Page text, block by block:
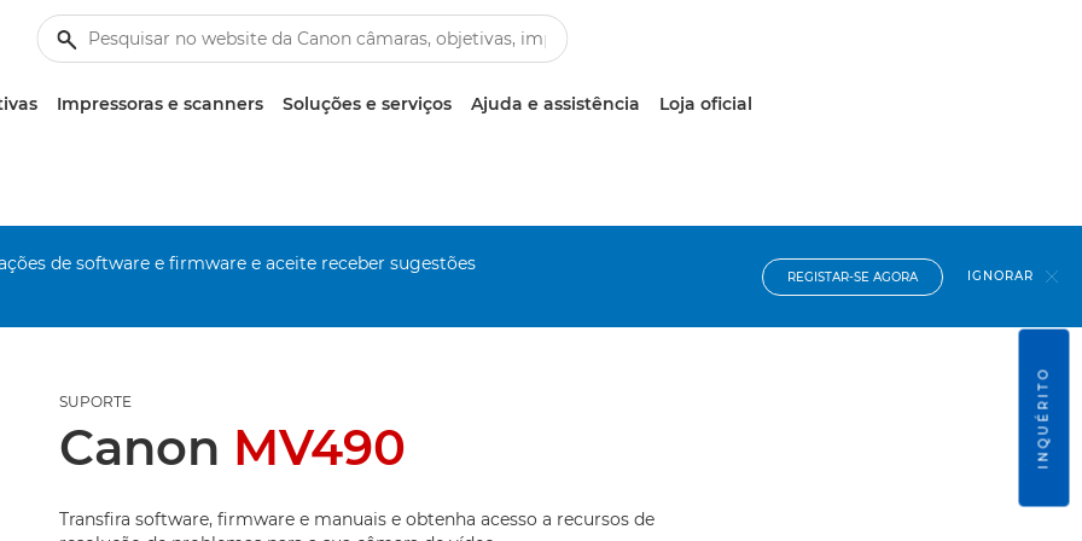
Impressoras e scanners Soluções e serviços Ajuda e assistência Loja oficial
de software e firmware e aceite receber sugestões
REGISTAR-SE AGORA IGNORAR
SUPORTE
Canon MV490
Transfira software, firmware e manuais e obtenha acesso a recursos de
INQUÉRITO